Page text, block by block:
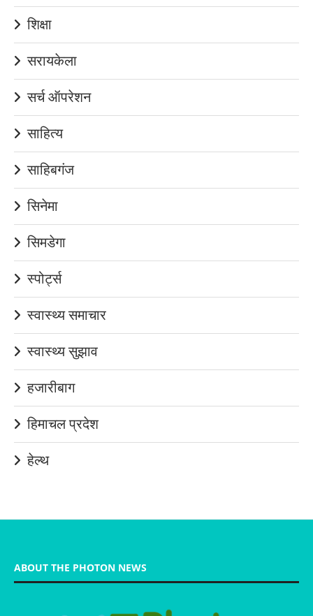
शिक्षा
सरायकेला
सर्च ऑपरेशन
साहित्य
साहिबगंज
सिनेमा
सिमडेगा
स्पोर्ट्स
स्वास्थ्य समाचार
स्वास्थ्य सुझाव
हजारीबाग
हिमाचल प्रदेश
हेल्थ
ABOUT THE PHOTON NEWS